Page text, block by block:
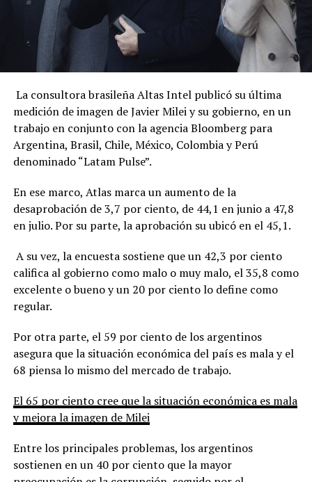
La consultora brasileña Altas Intel publicó su última
medición de imagen de Javier Milei y su gobierno, en un
trabajo en conjunto con la agencia Bloomberg para
Argentina, Brasil, Chile, México, Colombia y Perú
denominado “Latam Pulse”.
En ese marco, Atlas marca un aumento de la
desaprobación de 3,7 por ciento, de 44,1 en junio a 47,8
en julio. Por su parte, la aprobación su ubicó en el 45,1.
A su vez, la encuesta sostiene que un 42,3 por ciento
califica al gobierno como malo o muy malo, el 35,8 como
excelente o bueno y un 20 por ciento lo define como
regular.
Por otra parte, el 59 por ciento de los argentinos
asegura que la situación económica del país es mala y el
68 piensa lo mismo del mercado de trabajo.
El 65 por ciento cree que la situación económica es mala
y mejora la imagen de Milei
Entre los principales problemas, los argentinos
sostienen en un 40 por ciento que la mayor